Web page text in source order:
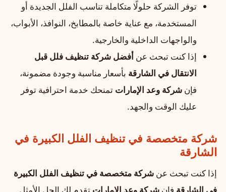
توفر الشركة حلولًا متكاملة تناسب الفلل الجديدة أو
المستخدمة، مع عناية خاصة بالمطابخ، النوافذ، الأبواب،
والواجهات الداخلية والخارجية.
إذا كنت تبحث عن أفضل شركة تنظيف فلل قبل
الانتقال في الشارقة بأسعار مناسبة وجودة مضمونة،
فإن شركة وعد الإمارات تمنحك خدمة احترافية توفر
عليك الوقت والجهد.
شركة متخصصة في تنظيف الفلل الكبيرة في
الشارقة
إذا كنت تبحث عن شركة متخصصة في تنظيف الفلل الكبيرة